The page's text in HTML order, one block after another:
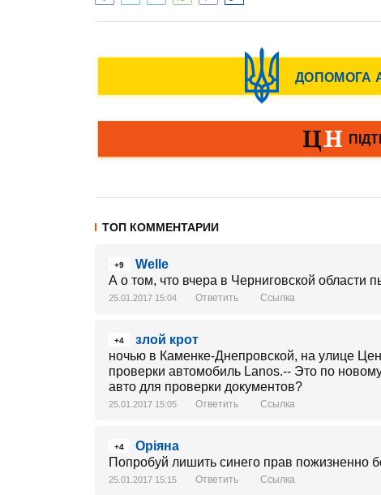
ТОП КОММЕНТАРИИ
+9
Welle
А о том, что вчера в Черниговской области
25.01.2017 15:04 Ответить Ссылка
+4
злой крот
ночью в Каменке-Днепровской, на улице
проверки автомобиль Lanos.-- Это по
авто для проверки документов?
25.01.2017 15:05 Ответить Ссылка
+4
Оріяна
Попробуй лишить синего прав пожизненно
25.01.2017 15:15 Ответить Ссылка